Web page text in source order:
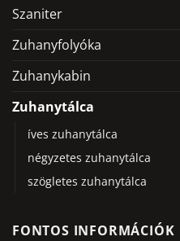
Szaniter
Zuhanyfolyóka
Zuhanykabin
Zuhanytálca
íves zuhanytálca
négyzetes zuhanytálca
szögletes zuhanytálca
FONTOS INFORMÁCIÓK